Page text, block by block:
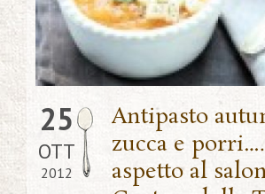
25
OTT
2012
Antipasto
zucca e
aspetto al